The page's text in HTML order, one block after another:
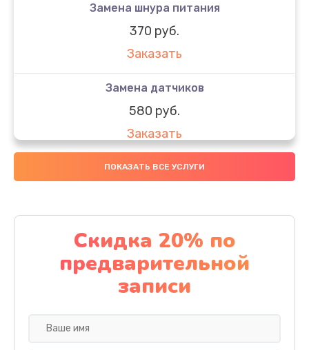
Замена шнура питания
370 руб.
Заказать
Замена датчиков
580 руб.
Заказать
Комплексная чистка
Заказать
Замена дисплея (экрана)
2000 руб.
Заказать
Ремонт платы электроники
ПОКАЗАТЬ ВСЕ УСЛУГИ
Скидка 20% по
предварительной
записи